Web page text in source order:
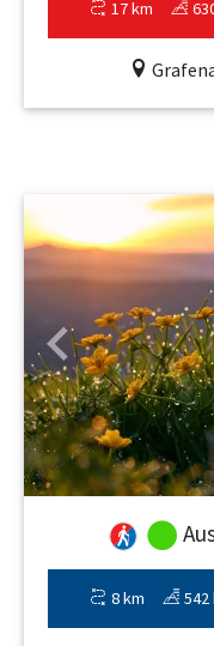
17 km
Previous
8 km 542